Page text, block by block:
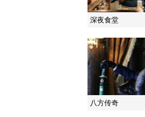
深夜食堂
八方传奇